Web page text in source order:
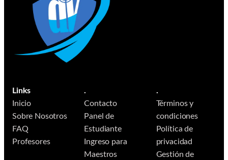
Links
Inicio
Sobre Nosotros
FAQ
Profesores
.
Contacto
Panel de
Estudiante
Ingreso para
Maestros
.
Términos y
condiciones
Política de
privacidad
Gestión de